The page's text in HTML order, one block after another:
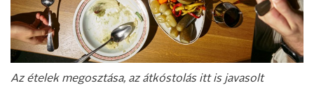
Az ételek megosztása, az átkóstolás itt is javasolt